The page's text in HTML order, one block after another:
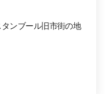
ンブール旧市街の地